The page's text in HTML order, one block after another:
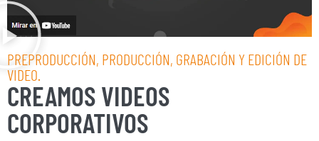
PREPRODUCCIÓN, PRODUCCIÓN, GRABACIÓN Y EDICIÓN DE
VIDEO.
CREAMOS VIDEOS
CORPORATIVOS